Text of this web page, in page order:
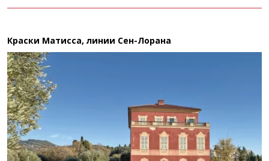
Краски Матисса, линии Сен-Лорана